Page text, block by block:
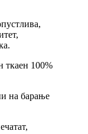
ткаен 100%
на барање